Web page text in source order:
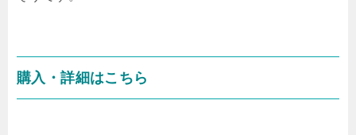
購入・詳細はこちら